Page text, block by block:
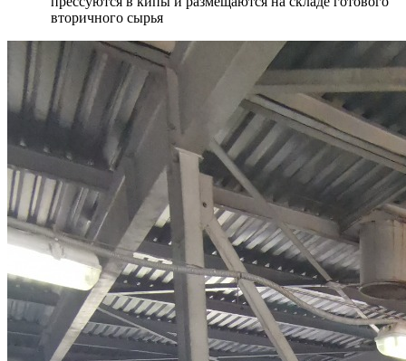
вторичного сырья